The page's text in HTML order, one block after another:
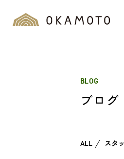
BLOG
ブロ
ALL スタ